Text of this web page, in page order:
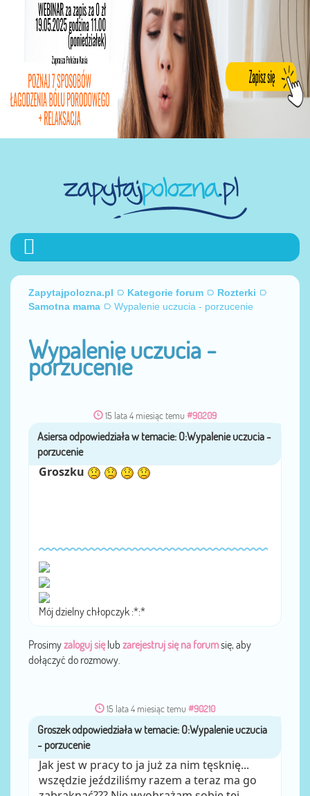
Zapytajpolozna.pl Kategorie forum
Rozterki
Samotna mama
Wypalenie uczucia - porzucenie
Wypalenie uczucia -
porzucenie
15 lata 4 miesiąc temu #90209
przezAsiersa
Groszku
Mój dzielny chłopczyk :*:*
Prosimyzaloguj sięlub zarejestruj się na forumsię, aby
dołączyć do rozmowy.
15 lata 4 miesiąc temu #90210
przez Groszek
Jak jest w pracy to ja już za nim tęsknię...
wszędzie jeździliśmy razem a teraz ma go